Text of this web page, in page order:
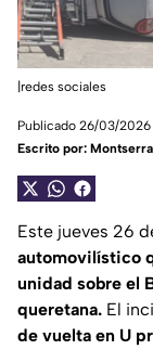
|redes sociales
Publicado 26/03/2026
Escrito por:
Este jueves 26
automovilístico
unidad sobre el
queretana. El
de vuelta en U